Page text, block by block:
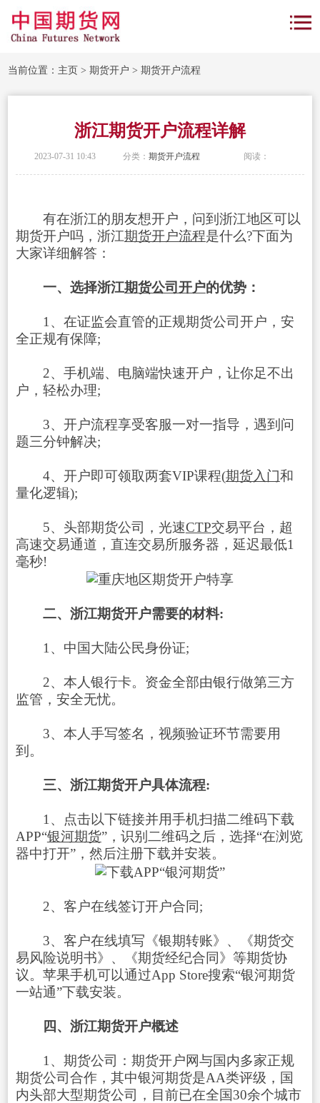
当前位置： 主页 >期货开户 >期货开户流程
浙江期货开户流程详解
2023-07-31 10:43 分类： 期货开户流程 阅读：
有在浙江的朋友想开户，问到浙江地区可以
期货开户吗，浙江期货开户流程是什么?下面为
大家详细解答：
一、选择浙江期货公司开户的优势：
1、在证监会直管的正规期货公司开户，安
全正规有保障;
2、手机端、电脑端快速开户，让你足不出
户，轻松办理;
3、开户流程享受客服一对一指导，遇到问
题三分钟解决;
4、开户即可领取两套VIP课程(期货入门和
量化逻辑);
5、头部期货公司，光速CTP交易平台，超
高速交易通道，直连交易所服务器，延迟最低1
毫秒!
二、浙江期货开户需要的材料:
1、中国大陆公民身份证;
2、本人银行卡。资金全部由银行做第三方
监管，安全无忧。
3、本人手写签名，视频验证环节需要用
到。
三、浙江期货开户具体流程:
1、点击以下链接并用手机扫描二维码下载
APP“银河期货”，识别二维码之后，选择“在浏览
器中打开”，然后注册下载并安装。
2、客户在线签订开户合同;
3、客户在线填写《银期转账》、《期货交
易风险说明书》、《期货经纪合同》等期货协
议。苹果手机可以通过App Store搜索“银河期货
一站通”下载安装。
四、浙江期货开户概述
1、期货公司：期货开户网与国内多家正规
期货公司合作，其中银河期货是AA类评级，国
内头部大型期货公司，目前已在全国30余个城市